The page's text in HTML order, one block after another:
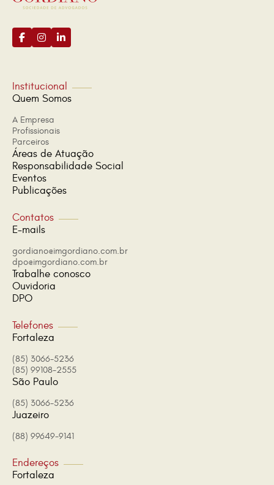
Institucional
Quem Somos
A Empresa
Profissionais
Parceiros
Áreas de Atuação
Responsabilidade Social
Eventos
Publicações
Contatos
E-mails
gordiano@imgordiano.com.br
dpo@imgordiano.com.br
Trabalhe conosco
Ouvidoria
DPO
Telefones
Fortaleza
(85) 3066-5236
(85) 99108-2555
São Paulo
(85) 3066-5236
Juazeiro
(88) 99649-9141
Endereços
Fortaleza